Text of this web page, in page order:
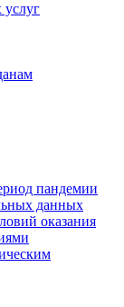
пандемии
данных
оказания